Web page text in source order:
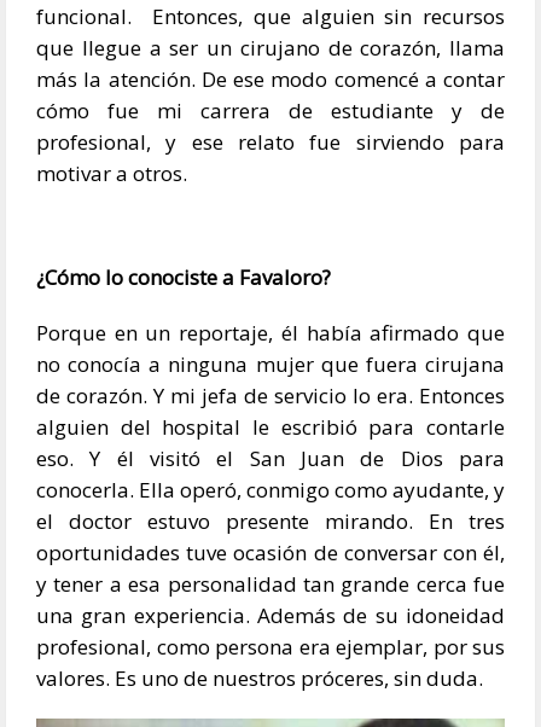
funcional. Entonces, que alguien sin recursos
que llegue a ser un cirujano de corazón, llama
más la atención. De ese modo comencé a contar
cómo fue mi carrera de estudiante y de
profesional, y ese relato fue sirviendo para
motivar a otros.
¿Cómo lo conociste a Favaloro?
Porque en un reportaje, él había afirmado que
no conocía a ninguna mujer que fuera cirujana
de corazón. Y mi jefa de servicio lo era. Entonces
alguien del hospital le escribió para contarle
eso. Y él visitó el San Juan de Dios para
conocerla. Ella operó, conmigo como ayudante, y
el doctor estuvo presente mirando. En tres
oportunidades tuve ocasión de conversar con él,
y tener a esa personalidad tan grande cerca fue
una gran experiencia. Además de su idoneidad
profesional, como persona era ejemplar, por sus
valores. Es uno de nuestros próceres, sin duda.